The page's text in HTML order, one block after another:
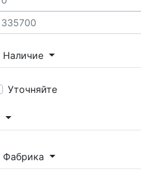
Наличие
Уточняйте
Фабрика